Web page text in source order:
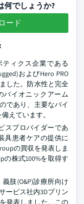
何でしょうか?
ード
ティクス企業である
およびHero PRO
した。防水性と完全
バイオニックアーム
であり、主要なバイ
えています。
スプロバイダーであ
具患者ケアの提供に
の買収を発表しま
の株式100%を取得す
肢(O&P)診療所向け
ービス社内3Dプリン
発表しました。この